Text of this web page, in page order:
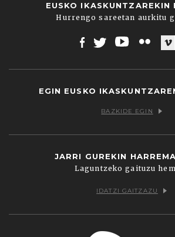
EUSKO IKASKUNTZAREKIN
Hurrengo sareetan aurkitu
EGIN EUSKO
BAZKIDE EGIN
JARRI GUREKIN
Laguntzeko gaituzu
IDATZI GAITZAZU